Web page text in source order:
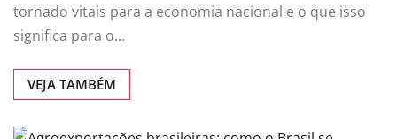
tornado vitais para a economia nacional e o que isso
significa para o…
VEJA TAMBÉM